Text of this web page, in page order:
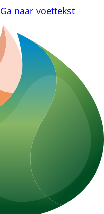
Ga naar voettekst